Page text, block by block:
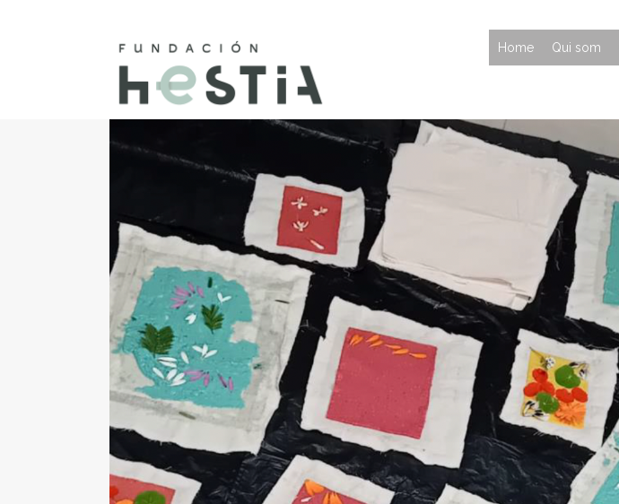
Home Qui som